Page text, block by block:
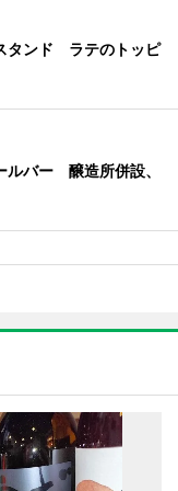
タンド ラテのトッピ
ルバー 醸造所併設、